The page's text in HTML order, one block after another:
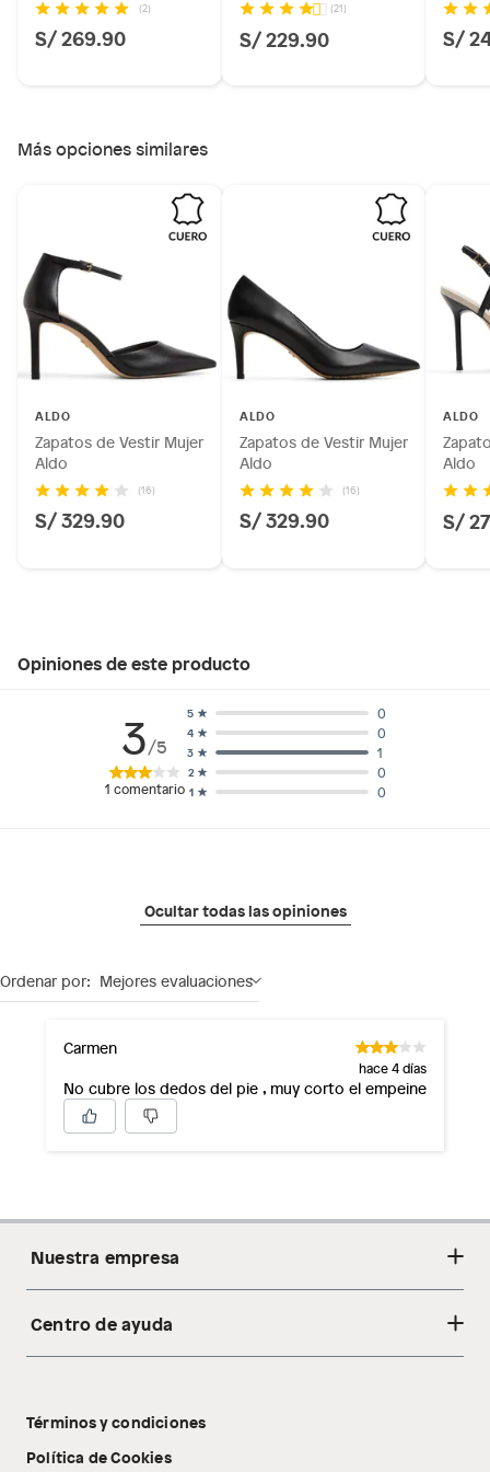
(2)
S/ 269.90
(21)
S/ 229.90 S/
Más opciones similares
ALDO
Zapatos de Vestir Mujer
Aldo
(16)
S/ 329.90
ALDO
Zapatos de Vestir Mujer
Aldo
(16)
S/ 329.90
ALDO
Aldo
S/
Opiniones de este producto
3/5
1 comentario 1 0
2 0
3 1
4 0
5 0
Ocultar todas las opiniones
Ordenar por: Mejores evaluaciones
Carmen
hace 4 días
No cubre los dedos del pie , muy corto el empeine
Nuestra empresa
Acerca de nosotros
Tecnología Pillow Walk
Centro de ayuda
Libro de reclamaciones
Términos y condiciones
Política de Cookies